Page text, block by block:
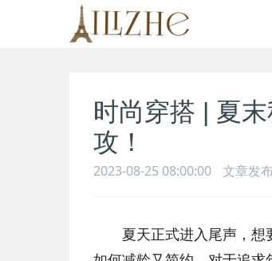
时尚穿搭 | 夏
攻！
2023-08-25 08:00:00 文章发布
夏天正式进入尾声，想